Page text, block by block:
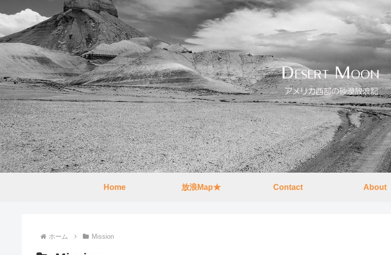
Home 放浪Map★ Contact About
ホーム Mission